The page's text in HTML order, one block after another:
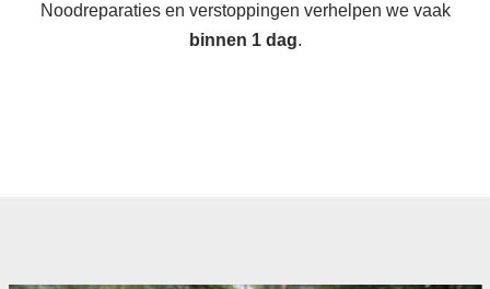
Noodreparaties en verstoppingen verhelpen we vaak
binnen 1 dag.